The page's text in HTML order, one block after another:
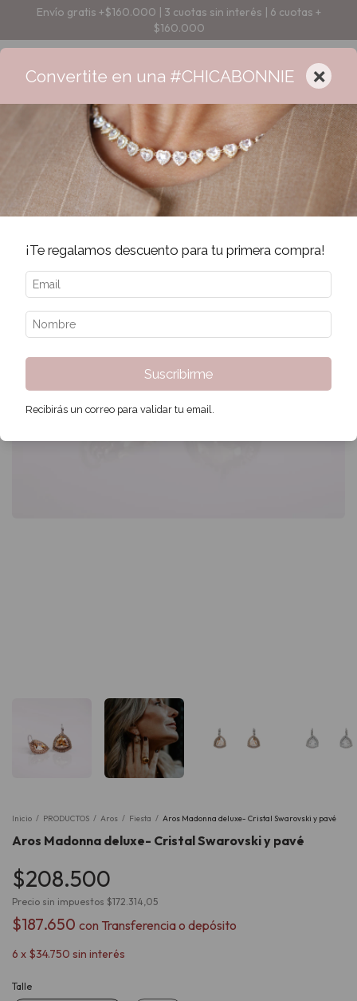
Envío gratis +$160.000 | 3 cuotas sin interés | 6 cuotas +
$160.000
Inicio / PRODUCTOS / Aros / Fiesta / Aros Madonna deluxe- Cristal Swarovski y pavé
Aros Madonna deluxe- Cristal Swarovski y pavé
$208.500
Precio sin impuestos $172.314,05
$187.650 con Transferencia o depósito
6 x $34.750 sin interés
Talle
Convertite en una #CHICABONNIE ×
¡Te regalamos descuento para tu primera compra!
Suscribirme
Recibirás un correo para validar tu email.